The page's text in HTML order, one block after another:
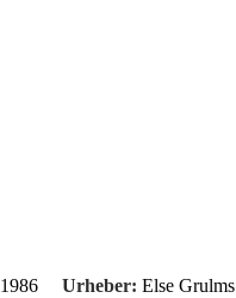
1986 Urheber: Else Grulms